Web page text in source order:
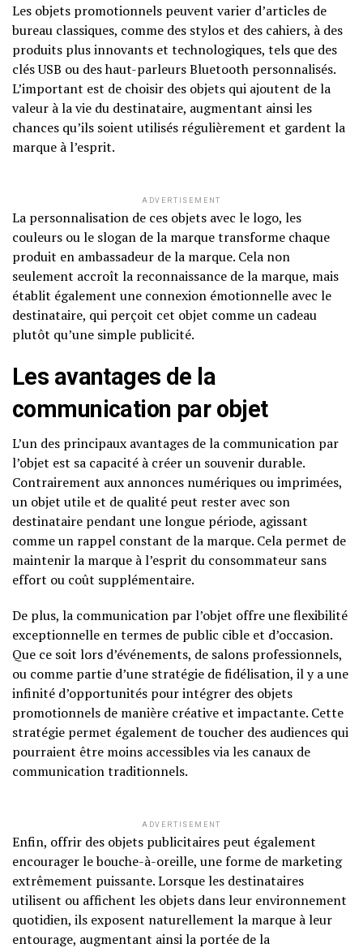
Les objets promotionnels peuvent varier d’articles de
bureau classiques, comme des stylos et des cahiers, à des
produits plus innovants et technologiques, tels que des
clés USB ou des haut-parleurs Bluetooth personnalisés.
L’important est de choisir des objets qui ajoutent de la
valeur à la vie du destinataire, augmentant ainsi les
chances qu’ils soient utilisés régulièrement et gardent la
marque à l’esprit.
ADVERTISEMENT
La personnalisation de ces objets avec le logo, les
couleurs ou le slogan de la marque transforme chaque
produit en ambassadeur de la marque. Cela non
seulement accroît la reconnaissance de la marque, mais
établit également une connexion émotionnelle avec le
destinataire, qui perçoit cet objet comme un cadeau
plutôt qu’une simple publicité.
Les avantages de la
communication par objet
L’un des principaux avantages de la communication par
l’objet est sa capacité à créer un souvenir durable.
Contrairement aux annonces numériques ou imprimées,
un objet utile et de qualité peut rester avec son
destinataire pendant une longue période, agissant
comme un rappel constant de la marque. Cela permet de
maintenir la marque à l’esprit du consommateur sans
effort ou coût supplémentaire.
De plus, la communication par l’objet offre une flexibilité
exceptionnelle en termes de public cible et d’occasion.
Que ce soit lors d’événements, de salons professionnels,
ou comme partie d’une stratégie de fidélisation, il y a une
infinité d’opportunités pour intégrer des objets
promotionnels de manière créative et impactante. Cette
stratégie permet également de toucher des audiences qui
pourraient être moins accessibles via les canaux de
communication traditionnels.
ADVERTISEMENT
Enfin, offrir des objets publicitaires peut également
encourager le bouche-à-oreille, une forme de marketing
extrêmement puissante. Lorsque les destinataires
utilisent ou affichent les objets dans leur environnement
quotidien, ils exposent naturellement la marque à leur
entourage, augmentant ainsi la portée de la